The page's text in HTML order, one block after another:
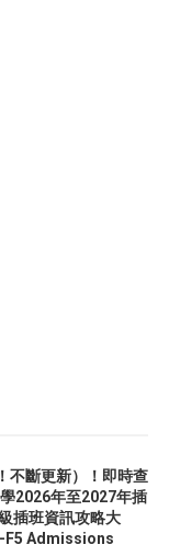
不斷更新）！即時查
2026年至2027年插
插班資訊攻略大
F5 Admissions